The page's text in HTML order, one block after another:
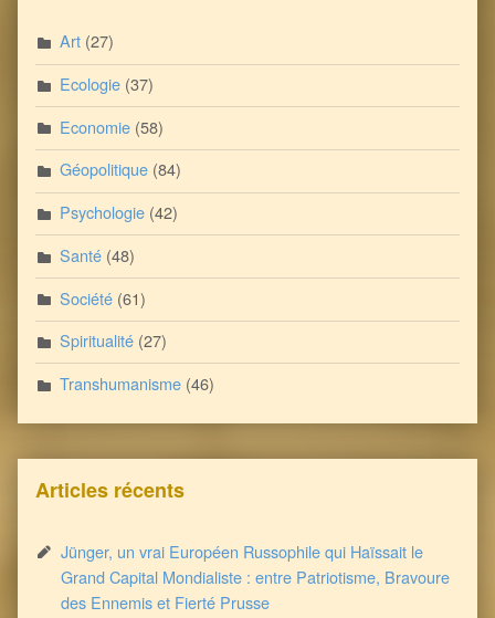
Art (27)
Ecologie (37)
Economie (58)
Géopolitique (84)
Psychologie (42)
Santé (48)
Société (61)
Spiritualité (27)
Transhumanisme (46)
Articles récents
Jünger, un vrai Européen Russophile qui Haïssait le
Grand Capital Mondialiste : entre Patriotisme, Bravoure
des Ennemis et Fierté Prusse